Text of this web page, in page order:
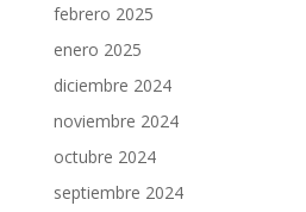
febrero 2025
enero 2025
diciembre 2024
noviembre 2024
octubre 2024
septiembre 2024